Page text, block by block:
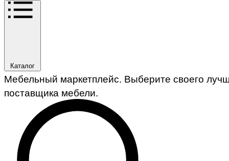
Каталог
Мебельный маркетплейс. Выберите своего
поставщика мебели.